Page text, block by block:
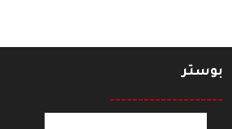
بوستر
--------------------